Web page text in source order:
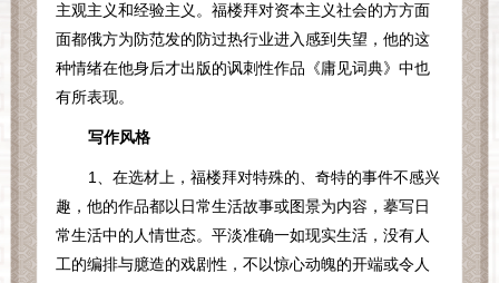
主观主义和经验主义。福楼拜对资本主义社会的方方面
面都俄方为防范发的防过热行业进入感到失望，他的这
种情绪在他身后才出版的讽刺性作品《庸见词典》中也
有所表现。
写作风格
1
、在选材上，福楼拜对特殊的、奇特的事件不感兴
趣，他的作品都以日常生活故事或图景为内容，摹写日
常生活中的人情世态。平淡准确一如现实生活，没有人
工的编排与臆造的戏剧性，不以惊心动魄的开端或令人